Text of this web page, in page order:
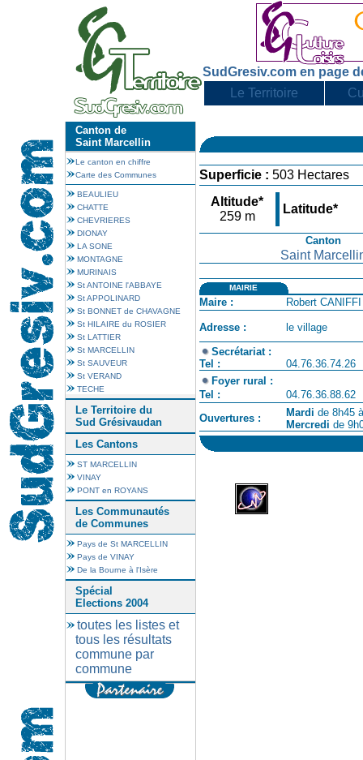
SudGresiv.com en page
Le Territoire
Canton de
Saint Marcellin
Le canton en chiffre
Carte des Communes
BEAULIEU
CHATTE
CHEVRIERES
DIONAY
LA SONE
MONTAGNE
MURINAIS
St ANTOINE l'ABBAYE
St APPOLINARD
St BONNET de CHAVAGNE
St HILAIRE du ROSIER
St LATTIER
St MARCELLIN
St SAUVEUR
St VERAND
TECHE
Le Territoire du
Sud Grésivaudan
Les Cantons
ST MARCELLIN
VINAY
PONT en ROYANS
Les Communautés
de Communes
Pays de St MARCELLIN
Pays de VINAY
De la Bourne à l'Isère
Spécial
Elections 2004
toutes les listes et
tous les résultats
commune par
commune
Superficie : 503 Hectares
Altitude*
259 m
Latitude*
Canton
Saint
MAIRIE
Maire : Robert CANIFFI
Adresse :
le village
Secrétariat :
Tel :
04.76.36.74.26
Foyer rural :
Tel :
04.76.36.88.62
Ouvertures :
Mardi de 8h45
Mercredi de